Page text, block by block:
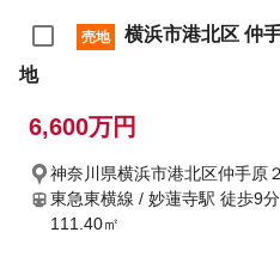
売地
横浜市港北区 仲
地
6,600万円
神奈川県横浜市港北区仲手原
東急東横線 / 妙蓮寺駅 徒歩9分
111.40㎡